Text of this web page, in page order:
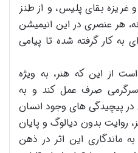
و غریزه بقای پلیس، و از طنز
هر عنصری در این انیمیشن
به کار گرفته شده تا پیامی
از این که هنر، به ویژه
سرگرمی صرف عمل کند و به
در پیچیدگی های وجود انسان
روایت بدون دیالوگ و پایان
ماندگاری این اثر در ذهن